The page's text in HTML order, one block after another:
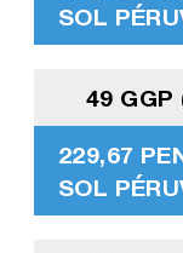
SOL
49 GGP
229,67
SOL